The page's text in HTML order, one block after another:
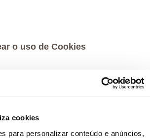
cookies
para personalizar conteúdo e anúncios,
o uso de Cookies
pretenda, este pode
ou limitar o uso de
um serviço em particular.